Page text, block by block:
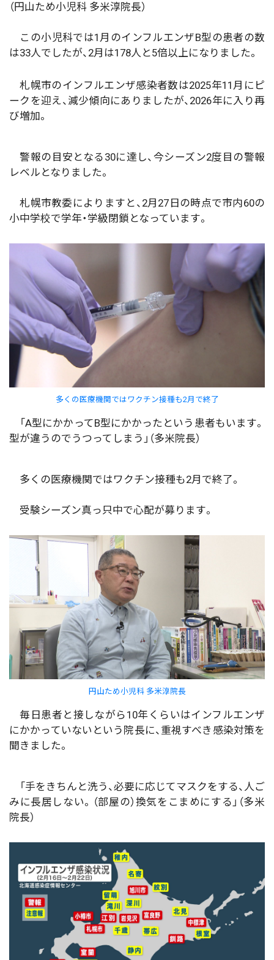
（円山ため小児科 多米淳院長）
この小児科では1月のインフルエンザB型の患者の数
は33人でしたが、2月は178人と5倍以上になりました。
札幌市のインフルエンザ感染者数は2025年11月にピ
ークを迎え、減少傾向にありましたが、2026年に入り再
び増加。
警報の目安となる30に達し、今シーズン2度目の警報
レベルとなりました。
札幌市教委によりますと、2月27日の時点で市内60の
小中学校で学年・学級閉鎖となっています。
多くの医療機関ではワクチン接種も2月で終了
「A型にかかってB型にかかったという患者もいます。
型が違うのでうつってしまう」（多米院長）
多くの医療機関ではワクチン接種も2月で終了。
受験シーズン真っ只中で心配が募ります。
円山ため小児科 多米淳院長
毎日患者と接しながら10年くらいはインフルエンザ
にかかっていないという院長に、重視すべき感染対策を
聞きました。
「手をきちんと洗う、必要に応じてマスクをする、人ご
みに長居しない。（部屋の）換気をこまめにする」（多米
院長）